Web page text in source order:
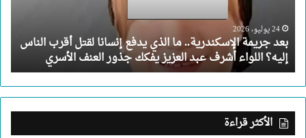
لقتل
أقرب
الناس
إليه؟
اللواء
أشرف
عبد
العزيز
24 يوليو، 2026
بعد جريمة الإسكندرية.. ما الذي يدفع إنسانا لقتل أقرب الناس
إليه؟ اللواء أشرف عبد العزيز يفكك جذور العنف الأسري
الأكثر قراءة